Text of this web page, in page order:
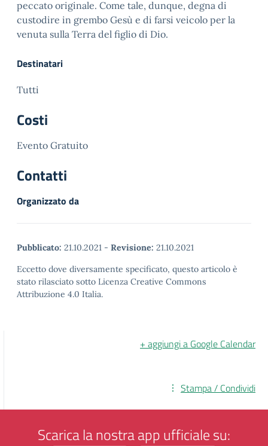
peccato originale. Come tale, dunque, degna di
custodire in grembo Gesù e di farsi veicolo per la
venuta sulla Terra del figlio di Dio.
Destinatari
Tutti
Costi
Evento Gratuito
Contatti
Organizzato da
Pubblicato: 21.10.2021 - Revisione: 21.10.2021
Eccetto dove diversamente specificato, questo articolo è
stato rilasciato sotto Licenza Creative Commons
Attribuzione 4.0 Italia.
+ aggiungi a Google Calendar
Stampa / Condividi
Scarica la nostra app ufficiale su: